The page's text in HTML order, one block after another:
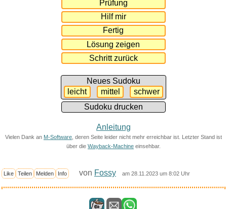
Neues Sudoku
Anleitung
Vielen Dank an M-Software , deren Seite leider nicht mehr erreichbar ist. Letzter Stand ist
über die Wayback-Machine einsehbar.
Like Teilen Melden Info von Fossy am 28.11.2023 um 8:02 Uhr